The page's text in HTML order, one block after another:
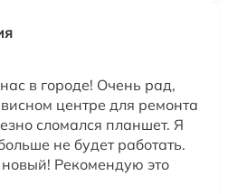
в городе! Очень рад,
центре для ремонта
сломался планшет. Я
не будет работать.
Рекомендую это